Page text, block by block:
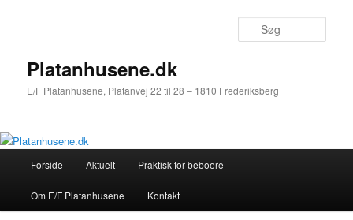
Platanhusene.dk
E/F Platanhusene, Platanvej 22 til 28 – 1810 Frederiksberg
Fortsæt
til
Forside Aktuelt Praktisk for beboere
Om E/F Platanhusene Kontakt